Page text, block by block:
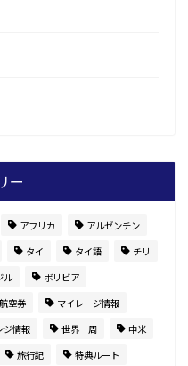
ー
アフリカ アルゼンチン
タイ タイ語 チリ
ル ボリビア
空券 マイレージ情報
ジ情報 世界一周 中米
旅行記 特典ルート